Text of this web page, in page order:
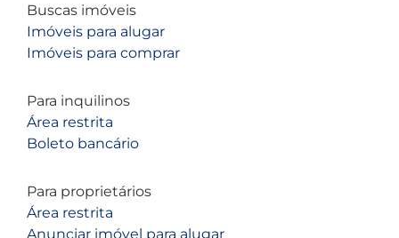
Buscas imóveis
Imóveis para alugar
Imóveis para comprar
Para inquilinos
Área restrita
Boleto bancário
Para proprietários
Área restrita
Anunciar imóvel para alugar